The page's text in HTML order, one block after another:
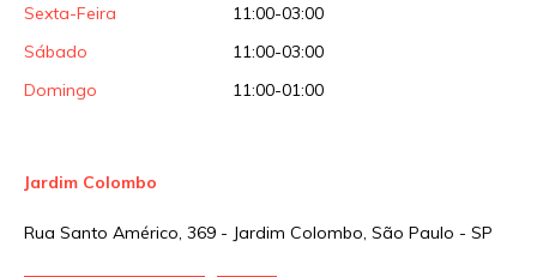
Sexta-Feira
11:00-03:00
Sábado
11:00-03:00
Domingo
11:00-01:00
Jardim Colombo
Rua Santo Américo, 369 - Jardim Colombo, São Paulo - SP